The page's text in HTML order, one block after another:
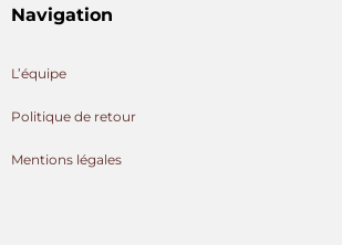
Navigation
L’équipe
Politique de retour
Mentions légales